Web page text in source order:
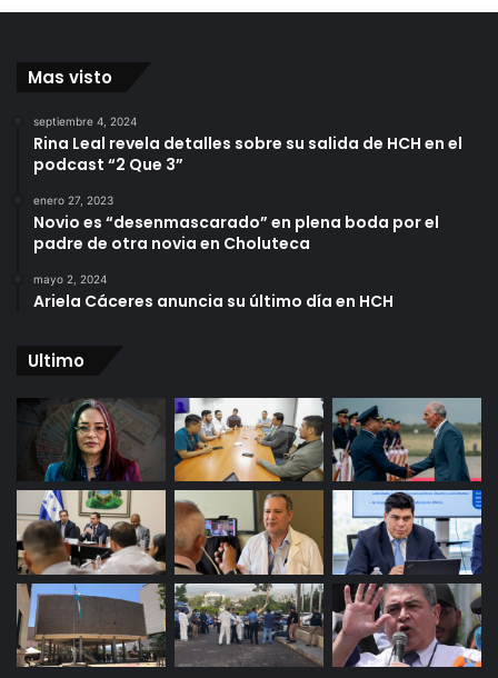
Mas visto
septiembre 4, 2024
Rina Leal revela detalles sobre su salida de HCH en el
podcast “2 Que 3”
enero 27, 2023
Novio es “desenmascarado” en plena boda por el
padre de otra novia en Choluteca
mayo 2, 2024
Ariela Cáceres anuncia su último día en HCH
Ultimo